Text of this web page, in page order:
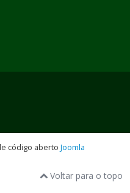
código aberto Joomla
Voltar para o topo